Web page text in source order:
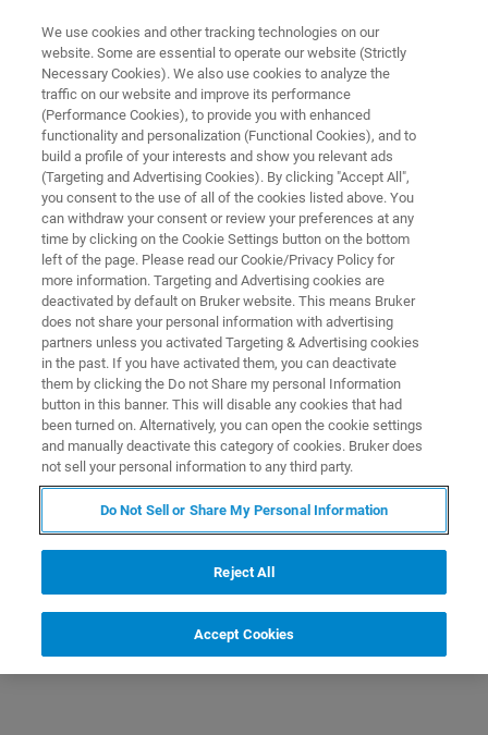
アプリケーションノート - 磁気共鳴
新しい固体イメージング技術に
よって植物細胞壁の構造が明ら
かに
今回の研究により、これまでは得られなかっ
た分子レベルの証拠が提供され、二次細胞壁
の三次元構造が明らかになりました。
CONTACT US
We use cookies and other tracking technologies on our
website. Some are essential to operate our website (Strictly
Necessary Cookies). We also use cookies to analyze the
traffic on our website and improve its performance
(Performance Cookies), to provide you with enhanced
functionality and personalization (Functional Cookies), and to
build a profile of your interests and show you relevant ads
(Targeting and Advertising Cookies). By clicking "Accept All",
you consent to the use of all of the cookies listed above. You
can withdraw your consent or review your preferences at any
time by clicking on the Cookie Settings button on the bottom
left of the page. Please read our Cookie/Privacy Policy for
more information. Targeting and Advertising cookies are
deactivated by default on Bruker website. This means Bruker
does not share your personal information with advertising
partners unless you activated Targeting & Advertising cookies
in the past. If you have activated them, you can deactivate
them by clicking the Do not Share my personal Information
button in this banner. This will disable any cookies that had
been turned on. Alternatively, you can open the cookie settings
and manually deactivate this category of cookies. Bruker does
not sell your personal information to any third party.
Do Not Sell or Share My Personal Information
Reject All
Accept Cookies